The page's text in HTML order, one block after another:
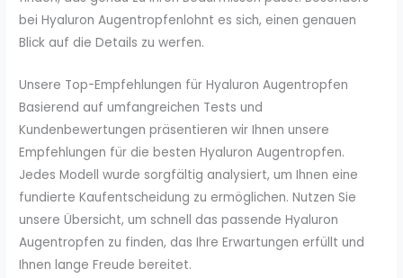
bei Hyaluron Augentropfenlohnt es sich, einen genauen
Blick auf die Details zu werfen.
Unsere Top-Empfehlungen für Hyaluron Augentropfen
Basierend auf umfangreichen Tests und
Kundenbewertungen präsentieren wir Ihnen unsere
Empfehlungen für die besten Hyaluron Augentropfen.
Jedes Modell wurde sorgfältig analysiert, um Ihnen eine
fundierte Kaufentscheidung zu ermöglichen. Nutzen Sie
unsere Übersicht, um schnell das passende Hyaluron
Augentropfen zu finden, das Ihre Erwartungen erfüllt und
Ihnen lange Freude bereitet.